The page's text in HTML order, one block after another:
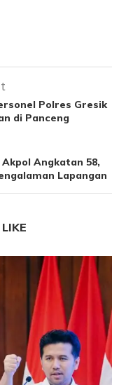
Polres Gresik
di Panceng
Angkatan 58,
Lapangan